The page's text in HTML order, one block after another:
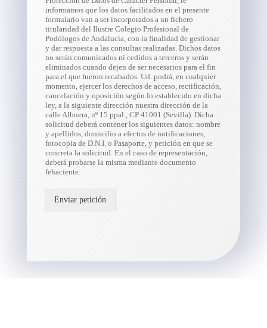
informamos que los datos facilitados en el presente
formulario van a ser incorporados a un fichero
titularidad del Ilustre Colegio Profesional de
Podólogos de Andalucía, con la finalidad de gestionar
y dar respuesta a las consultas realizadas. Dichos datos
no serán comunicados ni cedidos a terceros y serán
eliminados cuando dejen de ser necesarios para el fin
para el que fueron recabados. Ud. podrá, en cualquier
momento, ejercer los derechos de acceso, rectificación,
cancelación y oposición según lo establecido en dicha
ley, a la siguiente dirección nuestra dirección de la
calle Albuera, nº 15 ppal., CP 41001 (Sevilla). Dicha
solicitud deberá contener los siguientes datos: nombre
y apellidos, domicilio a efectos de notificaciones,
fotocopia de D.N.I. o Pasaporte, y petición en que se
concreta la solicitud. En el caso de representación,
deberá probarse la misma mediante documento
fehaciente.
Enviar petición